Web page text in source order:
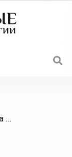
/ Директор Нижегородского филиала «Абсолют Страхование» вошёл в топ-100 лучших менеджеров региона